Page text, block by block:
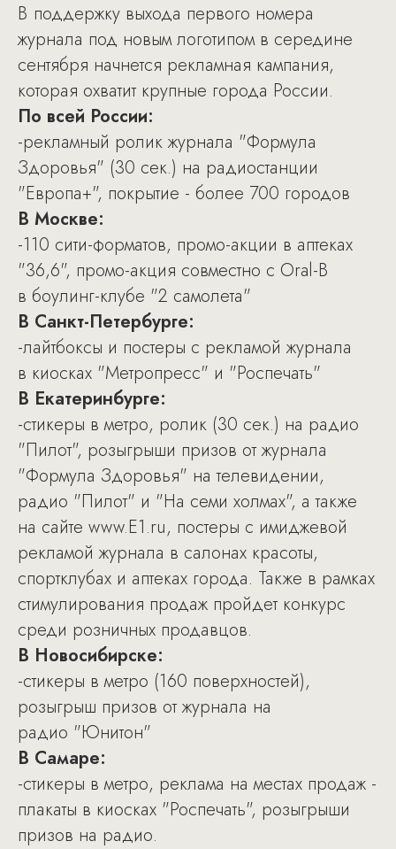
В поддержку выхода первого номера
журнала под новым логотипом в середине
сентября начнется рекламная кампания,
которая охватит крупные города России.
По всей России:
-рекламный ролик журнала "Формула
Здоровья" (30 сек.) на радиостанции
"Европа+", покрытие - более 700 городов
В Москве:
-110 сити-форматов, промо-акции в аптеках
"36,6", промо-акция совместно с Oral-B
в боулинг-клубе "2 самолета"
В Санкт-Петербурге:
-лайтбоксы и постеры с рекламой журнала
в киосках "Метропресс" и "Роспечать"
В Екатеринбурге:
-стикеры в метро, ролик (30 сек.) на радио
"Пилот", розыгрыши призов от журнала
"Формула Здоровья" на телевидении,
радио "Пилот" и "На семи холмах", а также
на сайте www.E1.ru, постеры с имиджевой
рекламой журнала в салонах красоты,
спортклубах и аптеках города. Также в рамках
стимулирования продаж пройдет конкурс
среди розничных продавцов.
В Новосибирске:
-стикеры в метро (160 поверхностей),
розыгрыш призов от журнала на
радио "Юнитон"
В Самаре:
-стикеры в метро, реклама на местах продаж -
плакаты в киосках "Роспечать", розыгрыши
призов на радио.